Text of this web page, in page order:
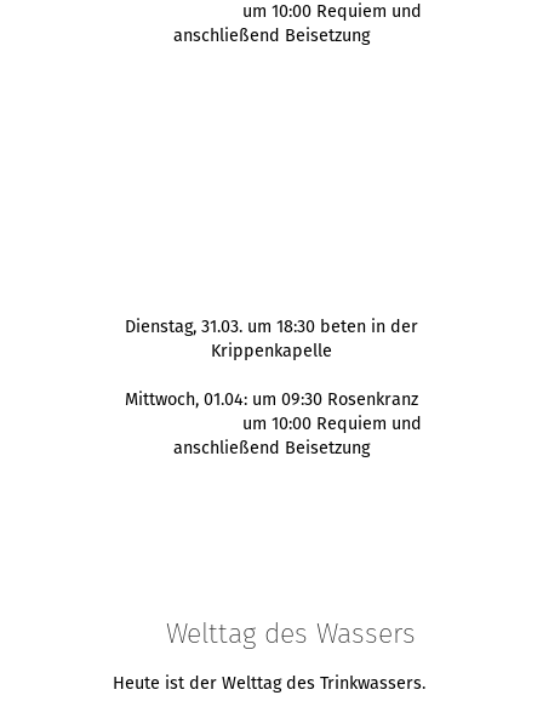
um 10:00 Requiem und
anschließend Beisetzung
Dienstag, 31.03. um 18:30 beten in der
Krippenkapelle
Mittwoch, 01.04: um 09:30 Rosenkranz
um 10:00 Requiem und
anschließend Beisetzung
Welttag des Wassers
Heute ist der Welttag des Trinkwassers.